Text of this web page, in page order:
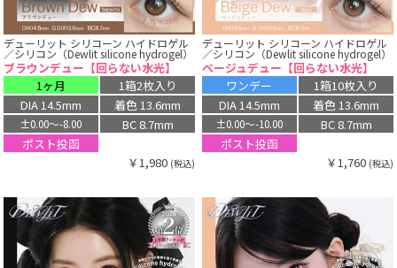
デューリット シリコーン ハイドロゲル
／シリコン（Dewlit silicone hydrogel）
ブラウンデュー【回らない水光】
1ヶ月
1箱2枚入り
DIA 14.5mm
着色 13.6mm
±0.00〜-8.00
BC 8.7mm
ポスト投函
￥1,980 (税込)
デューリット シリコーン ハイドロゲル
／シリコン（Dewlit silicone hydrogel）
ベージュデュー【回らない水光】
ワンデー
1箱10枚入り
DIA 14.5mm
着色 13.6mm
±0.00〜-10.00
BC 8.7mm
ポスト投函
￥1,760 (税込)